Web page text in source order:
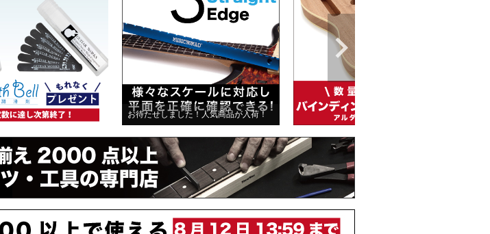
お待たせしました！人気商品が入荷！